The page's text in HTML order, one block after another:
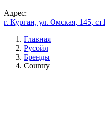
Адрес:
г. Курган, ул. Омская, 145, ст1
Главная
Русойл
Бренды
Country